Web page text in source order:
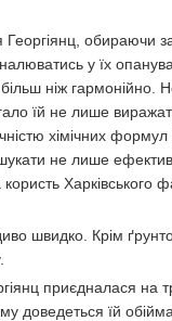
обираючи
у їх
більш ніж
їй не лише
хімічних
не лише
Харківського
швидко. Крім
приєдналася на
їй